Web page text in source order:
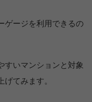
ゲージを利用できるの
すいマンションと対象
てみます。